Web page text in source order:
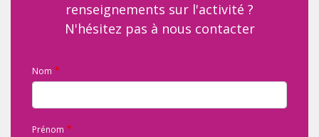
renseignements sur l'activité ?
N'hésitez pas à nous contacter
Nom
Prénom